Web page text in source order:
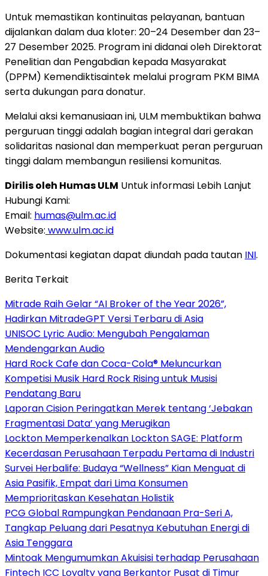
Untuk memastikan kontinuitas pelayanan, bantuan
dijalankan dalam dua kloter: 20–24 Desember dan 23–
27 Desember 2025. Program ini didanai oleh Direktorat
Penelitian dan Pengabdian kepada Masyarakat
(DPPM) Kemendiktisaintek melalui program PKM BIMA
serta dukungan para donatur.
Melalui aksi kemanusiaan ini, ULM membuktikan bahwa
perguruan tinggi adalah bagian integral dari gerakan
solidaritas nasional dan memperkuat peran perguruan
tinggi dalam membangun resiliensi komunitas.
Dirilis oleh Humas ULM Untuk informasi Lebih Lanjut
Hubungi Kami:
Email: humas@ulm.ac.id
Website: www.ulm.ac.id
Dokumentasi kegiatan dapat diundah pada tautan INI.
Berita Terkait
Mitrade Raih Gelar “AI Broker of the Year 2026”,
Hadirkan MitradeGPT Versi Terbaru di Asia
UNISOC Lyric Audio: Mengubah Pengalaman
Mendengarkan Audio
Hard Rock Cafe dan Coca-Cola® Meluncurkan
Kompetisi Musik Hard Rock Rising untuk Musisi
Pendatang Baru
Laporan Cision Peringatkan Merek tentang ‘Jebakan
Fragmentasi Data’ yang Merugikan
Lockton Memperkenalkan Lockton SAGE: Platform
Kecerdasan Perusahaan Terpadu Pertama di Industri
Survei Herbalife: Budaya “Wellness” Kian Menguat di
Asia Pasifik, Empat dari Lima Konsumen
Memprioritaskan Kesehatan Holistik
PCG Global Rampungkan Pendanaan Pra-Seri A,
Tangkap Peluang dari Pesatnya Kebutuhan Energi di
Asia Tenggara
Mintoak Mengumumkan Akuisisi terhadap Perusahaan
Fintech ICC Loyalty yang Berkantor Pusat di Timur